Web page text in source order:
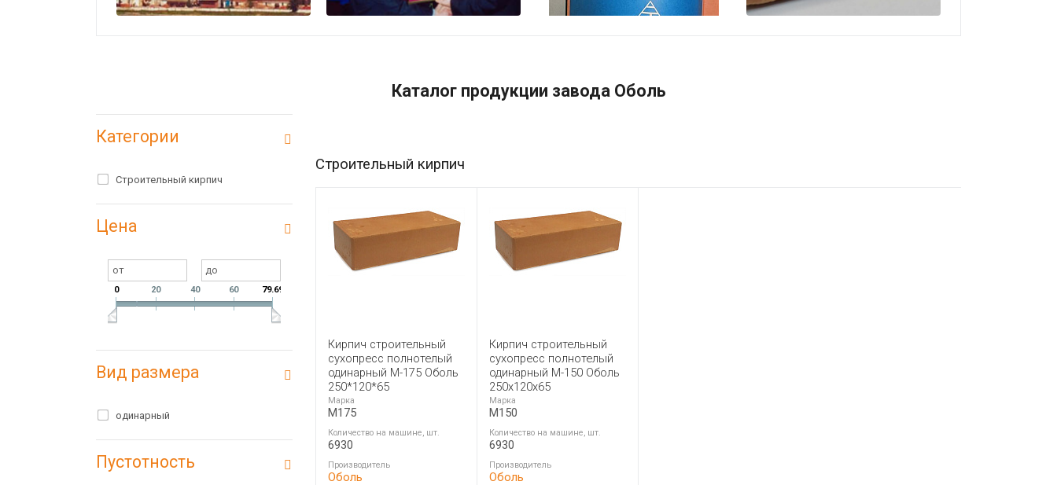
Каталог продукции завода Оболь
Категории
Строительный кирпич
Цена
0 20 40 60 79.69
Вид размера
одинарный
Пустотность
Строительный кирпич
Кирпич строительный
сухопресс полнотелый
одинарный М-175 Оболь
250*120*65
Марка
M175
Количество на машине, шт.
6930
Производитель
Оболь
Кирпич строительный
сухопресс полнотелый
одинарный М-150 Оболь
250x120x65
Марка
M150
Количество на машине, шт.
6930
Производитель
Оболь